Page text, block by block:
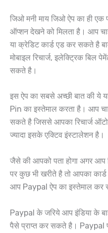
जिओ मनी माय जिओ ऐप का ही
ऑप्शन देखने को मिलता है। आप
या क्रेडिट कार्ड एड कर सकते है
मोबाइल रिचार्ज, इलेक्ट्रिक बिल
सकते है।
इस ऐप का सबसे अच्छी बात की ये
Pin का इस्तेमाल करता है। आप
सकते है जिससे आपका रिचार्ज
ज्यादा इसके एक्टिव इंस्टालेशन है।
जैसे की आपको पता होगा अगर आप
पर कुछ भी खरीते है तो आपका
आप Paypal ऐप का इस्तेमाल कर
Paypal के जरिये आप इंडिया के
पैसे प्राप्त कर सकते है। Paypal